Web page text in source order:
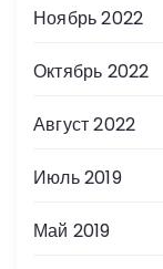
Ноябрь 2022
Октябрь 2022
Август 2022
Июль 2019
Май 2019